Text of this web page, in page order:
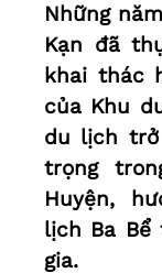
Những
Kạn đã
khai thác
của Khu
du lịch trở
trọng
Huyện,
lịch Ba
gia.